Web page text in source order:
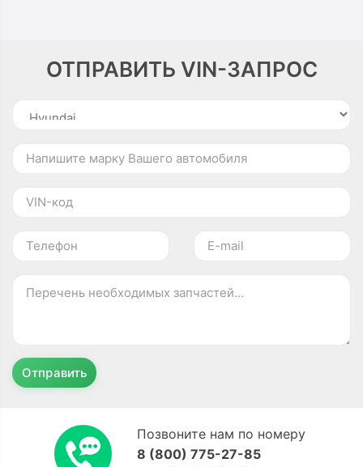
ОТПРАВИТЬ VIN-ЗАПРОС
Отправить
Позвоните нам по номеру
8 (800) 775-27-85